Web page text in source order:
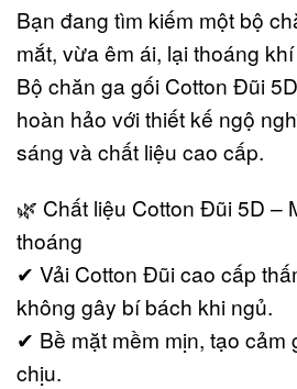
Bạn đang tìm kiếm một bộ
mắt, vừa êm ái, lại thoáng
Bộ chăn ga gối Cotton Đũi
hoàn hảo với thiết kế ngộ
sáng và chất liệu cao cấp.
🌿 Chất liệu Cotton Đũi 5D –
thoáng
✔ Vải Cotton Đũi cao cấp
không gây bí bách khi ngủ.
✔ Bề mặt mềm mịn, tạo cảm
chịu.